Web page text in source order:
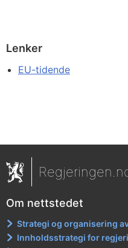
Lenker
EU-tidende
Om nettstedet
Strategi og organisering
Innholdsstrategi for